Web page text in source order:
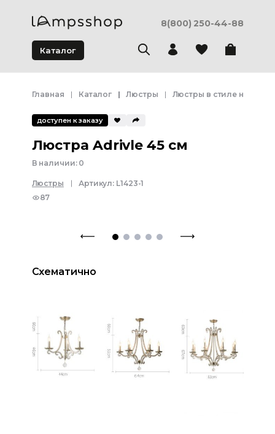
8(800) 250-44-88
Каталог
Главная Каталог Люстры Люстры в стиле
доступен к заказу
Люстра Adrivle 45 см
В наличии: 0
Люстры Артикул: L1423-1
87
Схематично